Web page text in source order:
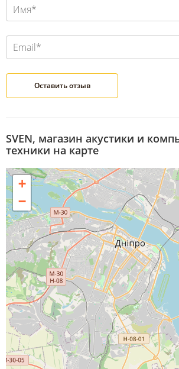
SVEN, магазин акустики и
техники на карте
+
−